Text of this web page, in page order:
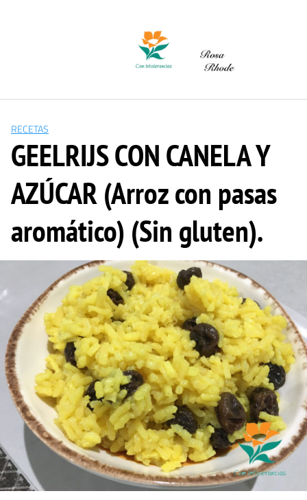
RECETAS
GEELRIJS CON CANELA Y
AZÚCAR (Arroz con pasas
aromático) (Sin gluten).